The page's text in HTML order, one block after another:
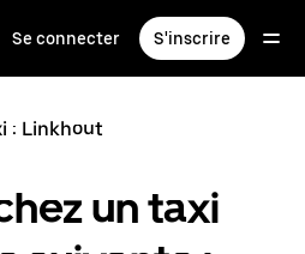
Se connecter S'inscrire
: Linkhout
un taxi